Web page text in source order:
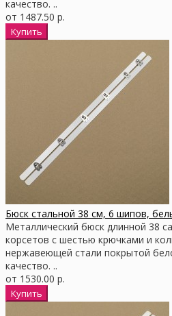
качество. ..
от 1487.50 р.
Бюск стальной 38 см, 6 шипов,
Металлический бюск длинной 38
корсетов с шестью крючками и
нержавеющей стали покрытой
качество. ..
от 1530.00 р.